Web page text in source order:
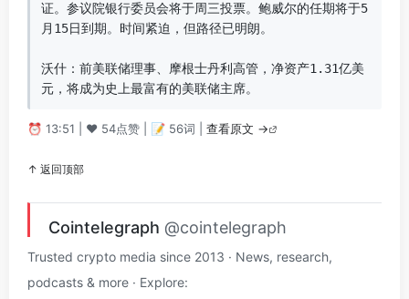
证。参议院银行委员会将于周三投票。鲍威尔的任期将于5
月15日到期。时间紧迫，但路径已明朗。
沃什：前美联储理事、摩根士丹利高管，净资产1.31亿美
元，将成为史上最富有的美联储主席。
⏰ 13:51 | ❤️ 54点赞 | 📝 56词 | 查看原文 →
↑ 返回顶部
Cointelegraph @cointelegraph
Trusted crypto media since 2013 · News, research,
podcasts & more · Explore: